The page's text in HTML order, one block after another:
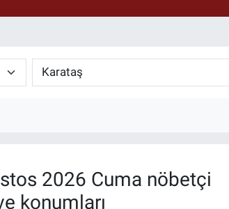
2026 Cuma nöbetçi
konumları